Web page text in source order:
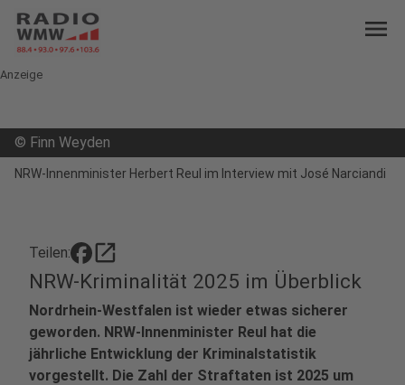
menu
Anzeige
© Finn Weyden
NRW-Innenminister Herbert Reul im Interview mit José Narciandi
Teilen: open_in_new
NRW-Kriminalität 2025 im Überblick
Nordrhein-Westfalen ist wieder etwas sicherer
geworden. NRW-Innenminister Reul hat die
jährliche Entwicklung der Kriminalstatistik
vorgestellt. Die Zahl der Straftaten ist 2025 um